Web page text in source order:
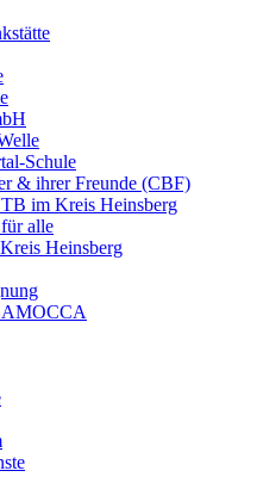
Schule
& ihrer Freunde (CBF)
im Kreis Heinsberg
alle
Heinsberg